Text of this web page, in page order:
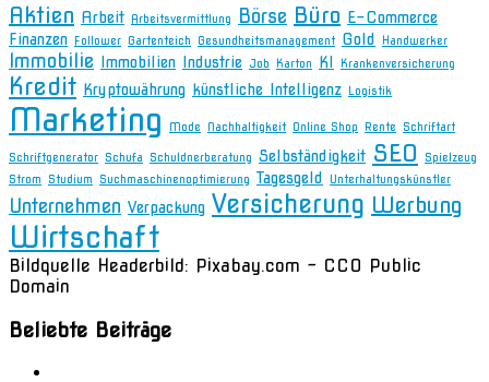
Aktien Arbeit Arbeitsvermittlung Börse Büro E-Commerce
Finanzen Follower Gartenteich Gesundheitsmanagement Gold Handwerker
Immobilie Immobilien Industrie Job Karton KI Krankenversicherung
Kredit Kryptowährung künstliche Intelligenz Logistik
Marketing Mode Nachhaltigkeit Online Shop Rente Schriftart
Schriftgenerator Schufa Schuldnerberatung Selbständigkeit SEO
Spielzeug
Strom
Studium Suchmaschinenoptimierung Tagesgeld Unterhaltungskünstler
Unternehmen Verpackung Versicherung Werbung
Wirtschaft
Bildquelle Headerbild: Pixabay.com - CC0 Public
Domain
Beliebte Beiträge